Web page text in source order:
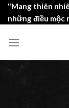
Skip"Mang thiên
những điều mộc